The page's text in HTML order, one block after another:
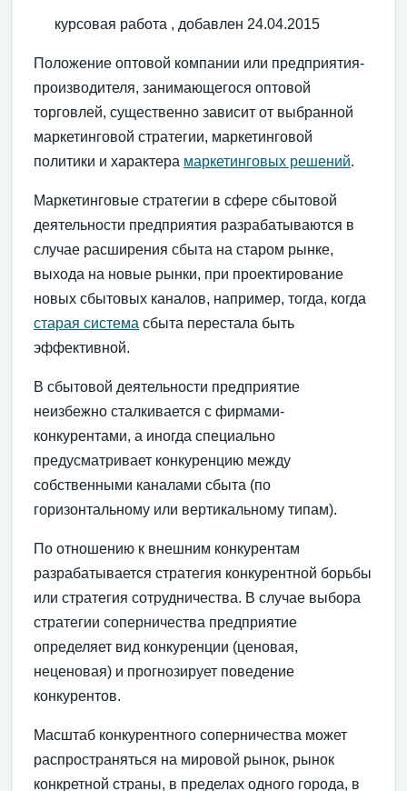
курсовая работа , добавлен 24.04.2015
Положение оптовой компании или предприятия-
производителя, занимающегося оптовой
торговлей, существенно зависит от выбранной
маркетинговой стратегии, маркетинговой
политики и характера маркетинговых решений.
Маркетинговые стратегии в сфере сбытовой
деятельности предприятия разрабатываются в
случае расширения сбыта на старом рынке,
выхода на новые рынки, при проектирование
новых сбытовых каналов, например, тогда, когда
старая система сбыта перестала быть
эффективной.
В сбытовой деятельности предприятие
неизбежно сталкивается с фирмами-
конкурентами, а иногда специально
предусматривает конкуренцию между
собственными каналами сбыта (по
горизонтальному или вертикальному типам).
По отношению к внешним конкурентам
разрабатывается стратегия конкурентной борьбы
или стратегия сотрудничества. В случае выбора
стратегии соперничества предприятие
определяет вид конкуренции (ценовая,
неценовая) и прогнозирует поведение
конкурентов.
Масштаб конкурентного соперничества может
распространяться на мировой рынок, рынок
конкретной страны, в пределах одного города, в